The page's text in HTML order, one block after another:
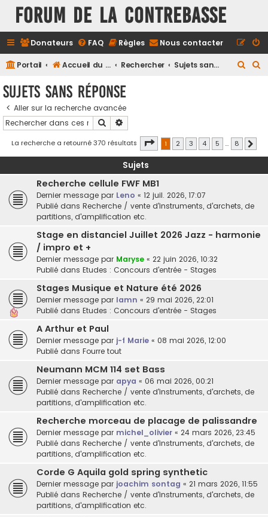
FORUM DE LA CONTREBASSE
Donateurs FAQ Règles Nous contacter
Portail Accueil du forum Rechercher Sujets sans réponse
c
h
r
c
h
r
Sujets sans réponse
Aller sur la recherche avancée
Rechercher
La recherche a retourné 370 résultats Page 1sur8
1 2 3 4 5 … 8
Sujets
Recherche cellule FWF MB1
Dernier message par Leno « 12 juil. 2026, 17:07
Publié dans Recherche / vente d'instruments, d'archets, de
partitions, d'amplification etc.
Stage en distanciel Juillet 2026 Jazz - harmonie
/ impro et +
Dernier message par Maryse « 22 juin 2026, 10:32
Publié dans Etudes : Concours d'entrée - Stages
Stages Musique et Nature été 2026
Dernier message par lamn « 29 mai 2026, 22:01
Publié dans Etudes : Concours d'entrée - Stages
A Arthur et Paul
Dernier message par j-f Marie « 08 mai 2026, 12:00
Publié dans Fourre tout
Neumann MCM 114 set Bass
Dernier message par apya « 06 mai 2026, 00:21
Publié dans Recherche / vente d'instruments, d'archets, de
partitions, d'amplification etc.
Recherche morceau de placage de palissandre
Dernier message par michel_olivier « 24 mars 2026, 23:45
Publié dans Recherche / vente d'instruments, d'archets, de
partitions, d'amplification etc.
Corde G Aquila gold spring synthetic
Dernier message par joachim sontag « 21 mars 2026, 11:55
Publié dans Recherche / vente d'instruments, d'archets, de
partitions, d'amplification etc.